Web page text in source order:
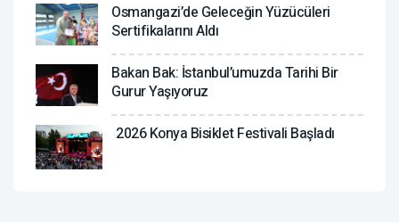
Osmangazi’de Geleceğin Yüzücüleri
Sertifikalarını Aldı
Bakan Bak: İstanbul’umuzda Tarihi Bir
Gurur Yaşıyoruz
2026 Konya Bisiklet Festivali Başladı